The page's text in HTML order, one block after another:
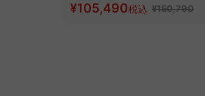
¥105,490税込 ¥150,790